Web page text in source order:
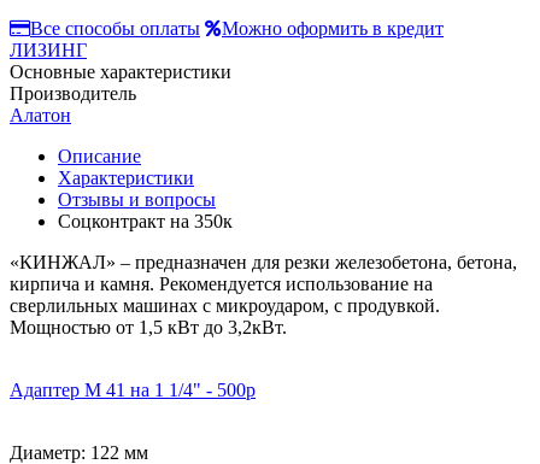
Все способы оплаты
Можно оформить в кредит
ЛИЗИНГ
Основные характеристики
Производитель
Алатон
Описание
Характеристики
Отзывы и вопросы
Соцконтракт на 350к
«КИНЖАЛ» – предназначен для резки железобетона, бетона,
кирпича и камня. Рекомендуется использование на
сверлильных машинах с микроударом, с продувкой.
Мощностью от 1,5 кВт до 3,2кВт.
Адаптер М 41 на 1 1/4" - 500р
Диаметр: 122 мм